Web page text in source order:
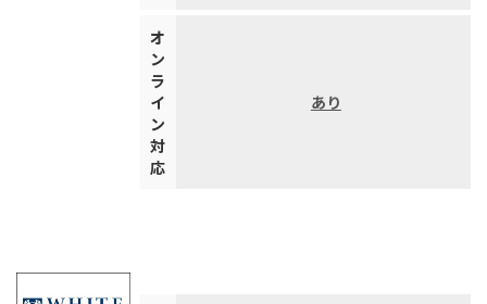
オ
ン
ラ
イ
ン
対
応
あり